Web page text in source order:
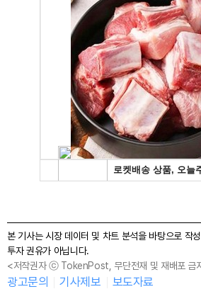
본 기사는 시장 데이터 및 차트 분석을 바탕으로 작
투자 권유가 아닙니다.
<저작권자 ⓒ TokenPost, 무단전재 및 재배포 금
광고문의 기사제보 보도자료